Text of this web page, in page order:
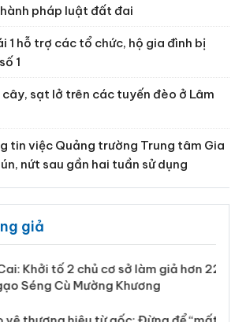
pháp luật đất đai
1 hỗ trợ các tổ chức, hộ gia đình bị
1
sạt lở trên các tuyến đèo ở Lâm
tin việc Quảng trường Trung tâm Gia
nứt sau gần hai tuần sử dụng
giả
Cai: Khởi tố 2 chủ cơ sở làm giả
22 tấn gạo Séng Cù Mường